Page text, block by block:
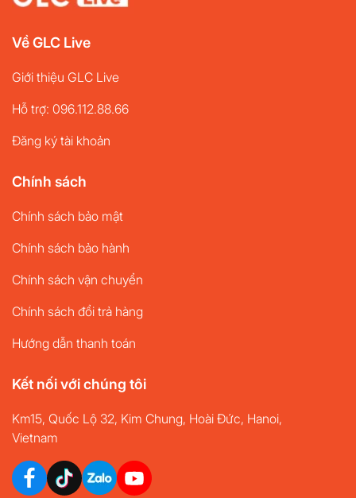
Về GLC Live
Giới thiệu GLC Live
Hỗ trợ: 096.112.88.66
Đăng ký tài khoản
Chính sách
Chính sách bảo mật
Chính sách bảo hành
Chính sách vận chuyển
Chính sách đổi trả hàng
Hướng dẫn thanh toán
Kết nối với chúng tôi
Km15, Quốc Lộ 32, Kim Chung, Hoài Đức, Hanoi,
Vietnam